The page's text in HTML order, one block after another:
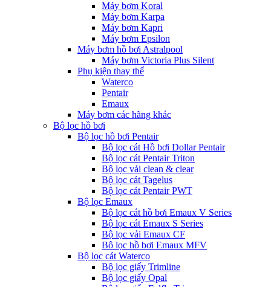
Máy bơm Koral
Máy bơm Karpa
Máy bơm Kapri
Máy bơm Epsilon
Máy bơm hồ bơi Astralpool
Máy bơm Victoria Plus Silent
Phụ kiện thay thế
Waterco
Pentair
Emaux
Máy bơm các hãng khác
Bộ lọc hồ bơi
Bộ lọc hồ bơi Pentair
Bộ lọc cát Hồ bơi Dollar Pentair
Bộ lọc cát Pentair Triton
Bộ lọc vải clean & clear
Bộ lọc cát Tagelus
Bộ lọc cát Pentair PWT
Bộ lọc Emaux
Bộ lọc cát hồ bơi Emaux V Series
Bộ lọc cát Emaux S Series
Bộ lọc vải Emaux CF
Bô lọc hồ bơi Emaux MFV
Bộ lọc cát Waterco
Bộ lọc giấy Trimline
Bộ lọc giấy Opal